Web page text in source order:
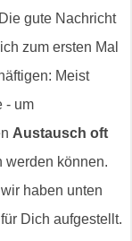
gute Nachricht
zum ersten Mal
Meist
- um
Austausch oft
werden können.
haben unten
Dich aufgestellt.